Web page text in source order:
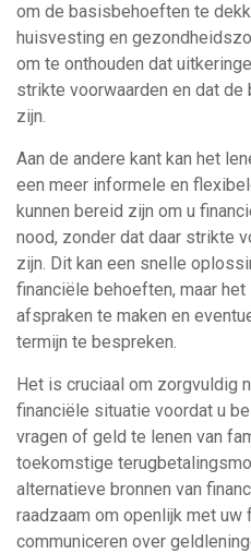
om de basisbehoeften te
huisvesting en
om te onthouden dat
strikte voorwaarden en dat de
zijn.
Aan de andere kant kan het
een meer informele en
kunnen bereid zijn om u
nood, zonder dat daar strikte
zijn. Dit kan een snelle
financiële behoeften, maar
afspraken te maken en
termijn te bespreken.
Het is cruciaal om zorgvuldig
financiële situatie voordat u
vragen of geld te lenen van
toekomstige
alternatieve bronnen van
raadzaam om openlijk met
communiceren over